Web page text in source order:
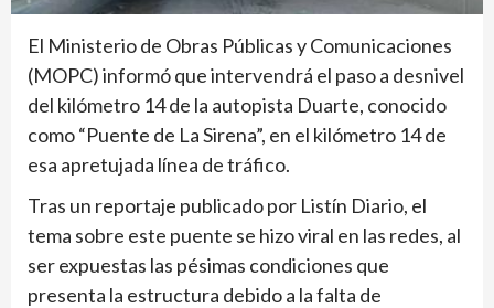
El Ministerio de Obras Públicas y Comunicaciones
(MOPC) informó que intervendrá el paso a desnivel
del kilómetro 14 de la autopista Duarte, conocido
como “Puente de La Sirena”, en el kilómetro 14 de
esa apretujada línea de tráfico.
Tras un reportaje publicado por Listín Diario, el
tema sobre este puente se hizo viral en las redes, al
ser expuestas las pésimas condiciones que
presenta la estructura debido a la falta de